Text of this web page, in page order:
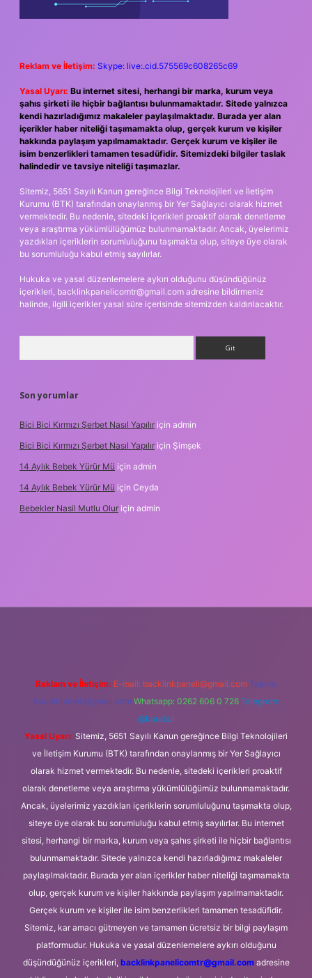
Reklam ve İletişim: Skype: live:.cid.575569c608265c69
Yasal Uyarı: Bu internet sitesi, herhangi bir marka, kurum veya
şahıs şirketi ile hiçbir bağlantısı bulunmamaktadır. Sitede yalnızca
kendi hazırladığımız makaleler paylaşılmaktadır. Burada yer alan
içerikler haber niteliği taşımamakta olup, gerçek kurum ve kişiler
hakkında paylaşım yapılmamaktadır. Gerçek kurum ve kişiler ile
isim benzerlikleri tamamen tesadüfidir. Sitemizdeki bilgiler taslak
halindedir ve tavsiye niteliği taşımazlar.
Sitemiz, 5651 Sayılı Kanun gereğince Bilgi Teknolojileri ve İletişim
Kurumu (BTK) tarafından onaylanmış bir Yer Sağlayıcı olarak hizmet
vermektedir. Bu nedenle, sitedeki içerikleri proaktif olarak denetleme
veya araştırma yükümlülüğümüz bulunmamaktadır. Ancak, üyelerimiz
yazdıkları içeriklerin sorumluluğunu taşımakta olup, siteye üye olarak
bu sorumluluğu kabul etmiş sayılırlar.
Hukuka ve yasal düzenlemelere aykırı olduğunu düşündüğünüz
içerikleri, backlinkpanelicomtr@gmail.com adresine bildirmeniz
halinde, ilgili içerikler yasal süre içerisinde sitemizden kaldırılacaktır.
Son yorumlar
Bici Bici Kırmızı Şerbet Nasıl Yapılır için admin
Bici Bici Kırmızı Şerbet Nasıl Yapılır için Şimşek
14 Aylık Bebek Yürür Mü için admin
14 Aylık Bebek Yürür Mü için Ceyda
Bebekler Nasil Mutlu Olur için admin
Reklam ve İletişim: E-mail: backlinkpaneli@gmail.com Teams:
forumhizmeti@gmail.com Whatsapp: 0262 606 0 726 Telegram:
@karabul
Yasal Uyarı: Sitemiz, 5651 Sayılı Kanun gereğince Bilgi Teknolojileri
ve İletişim Kurumu (BTK) tarafından onaylanmış bir Yer Sağlayıcı
olarak hizmet vermektedir. Bu nedenle, sitedeki içerikleri proaktif
olarak denetleme veya araştırma yükümlülüğümüz bulunmamaktadır.
Ancak, üyelerimiz yazdıkları içeriklerin sorumluluğunu taşımakta olup,
siteye üye olarak bu sorumluluğu kabul etmiş sayılırlar. Bu internet
sitesi, herhangi bir marka, kurum veya şahıs şirketi ile hiçbir bağlantısı
bulunmamaktadır. Sitede yalnızca kendi hazırladığımız makaleler
paylaşılmaktadır. Burada yer alan içerikler haber niteliği taşımamakta
olup, gerçek kurum ve kişiler hakkında paylaşım yapılmamaktadır.
Gerçek kurum ve kişiler ile isim benzerlikleri tamamen tesadüfidir.
Sitemiz, kar amacı gütmeyen ve tamamen ücretsiz bir bilgi paylaşım
platformudur. Hukuka ve yasal düzenlemelere aykırı olduğunu
düşündüğünüz içerikleri, backlinkpanelicomtr@gmail.comadresine